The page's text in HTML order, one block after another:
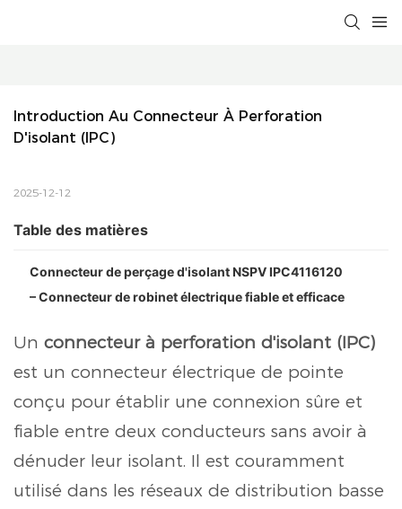
Introduction Au Connecteur À Perforation
D'isolant (IPC)
2025-12-12
Table des matières
Connecteur de perçage d'isolant NSPV IPC4116120
– Connecteur de robinet électrique fiable et efficace
Un connecteur à perforation d'isolant (IPC)
est un connecteur électrique de pointe
conçu pour établir une connexion sûre et
fiable entre deux conducteurs sans avoir à
dénuder leur isolant. Il est couramment
utilisé dans les réseaux de distribution basse